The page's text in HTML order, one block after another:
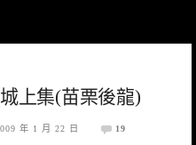
上集(苗栗後龍)
年 1 月 22 日 19